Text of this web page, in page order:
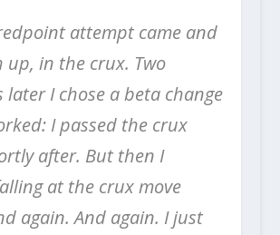
attempt came and
up, in the crux. Two
later I chose a beta change
I passed the crux
after. But then I
at the crux move
again. And again. I just